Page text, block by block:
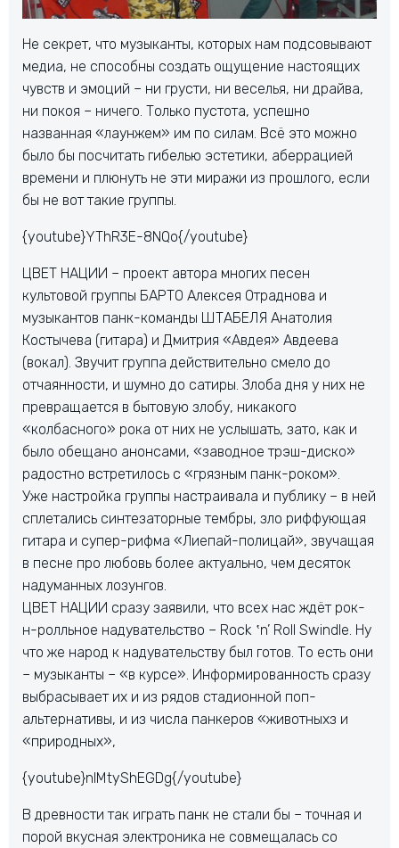
Не секрет, что музыканты, которых нам подсовывают
медиа, не способны создать ощущение настоящих
чувств и эмоций – ни грусти, ни веселья, ни драйва,
ни покоя – ничего. Только пустота, успешно
названная «лаунжем» им по силам. Всё это можно
было бы посчитать гибелью эстетики, аберрацией
времени и плюнуть не эти миражи из прошлого, если
бы не вот такие группы.
{youtube}YThR3E-8NQo{/youtube}
ЦВЕТ НАЦИИ – проект автора многих песен
культовой группы БАРТО Алексея Отраднова и
музыкантов панк-команды ШТАБЕЛЯ Анатолия
Костычева (гитара) и Дмитрия «Авдея» Авдеева
(вокал). Звучит группа действительно смело до
отчаянности, и шумно до сатиры. Злоба дня у них не
превращается в бытовую злобу, никакого
«колбасного» рока от них не услышать, зато, как и
было обещано анонсами, «заводное трэш-диско»
радостно встретилось с «грязным панк-роком».
Уже настройка группы настраивала и публику – в ней
сплетались синтезаторные тембры, зло риффующая
гитара и супер-рифма «Лиепай-полицай», звучащая
в песне про любовь более актуально, чем десяток
надуманных лозунгов.
ЦВЕТ НАЦИИ сразу заявили, что всех нас ждёт рок-
н-ролльное надувательство – Rock ‛n’ Roll Swindle. Ну
что же народ к надувательству был готов. То есть они
– музыканты – «в курсе». Информированность сразу
выбрасывает их и из рядов стадионной поп-
альтернативы, и из числа панкеров «животныхз и
«природных»,
{youtube}nlMtyShEGDg{/youtube}
В древности так играть панк не стали бы – точная и
порой вкусная электроника не совмещалась со